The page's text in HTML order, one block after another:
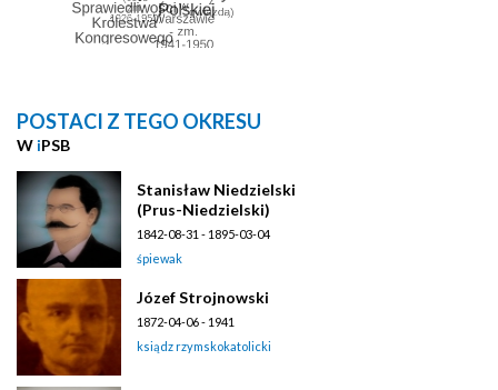
POSTACI Z TEGO OKRESU
W iPSB
Stanisław Niedzielski
(Prus-Niedzielski)
1842-08-31 - 1895-03-04
śpiewak
Józef Strojnowski
1872-04-06 - 1941
ksiądz rzymskokatolicki